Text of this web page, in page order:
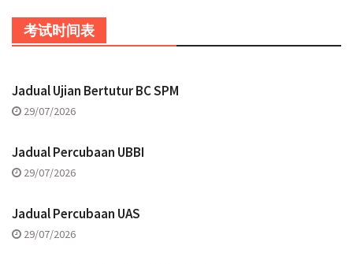
考试时间表
Jadual Ujian Bertutur BC SPM
29/07/2026
Jadual Percubaan UBBI
29/07/2026
Jadual Percubaan UAS
29/07/2026